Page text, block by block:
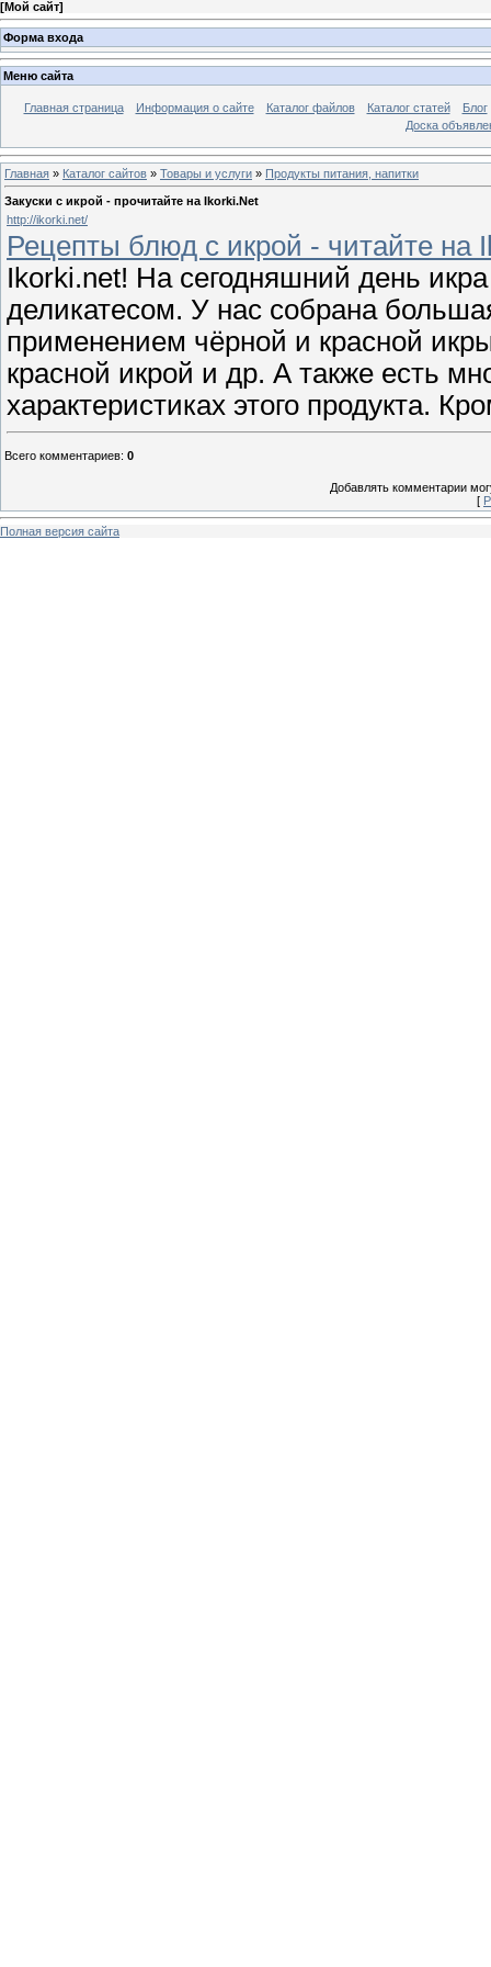
[Мой сайт]
Форма входа
Меню сайта
Главная страница Информация о сайте Каталог файлов Каталог статей
Блог
Доска
Главная » Каталог сайтов » Товары и услуги » Продукты питания, напитки
Закуски с икрой - прочитайте на Ikorki.Net
http://ikorki.net/
Рецепты блюд с икрой - читайте на
Ikorki.net! На сегодняшний день
деликатесом. У нас собрана
применением чёрной и красной
красной икрой и др. А также есть
характеристиках этого продукта.
Всего комментариев: 0
Добавлять комментарии
[
Полная версия сайта